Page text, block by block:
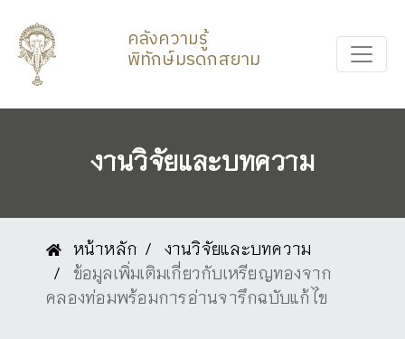
คลังความรู้
พิทักษ์มรดกสยาม
งานวิจัยและบทความ
หน้าหลัก
งานวิจัยและบทความ
ข้อมูลเพิ่มเติมเกี่ยวกับเหรียญทองจาก
คลองท่อมพร้อมการอ่านจารึกฉบับแก้ไข